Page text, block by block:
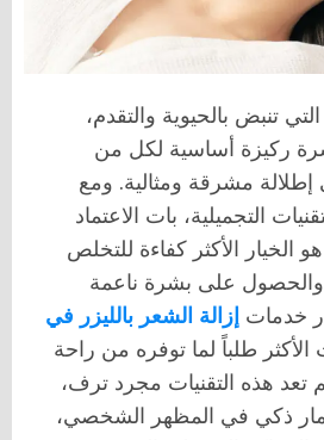
تنبض بالحيوية والتقدم،
ركيزة أساسية لكل من
مشرقة ومثالية. ومع
التجميلية، بات الاعتماد
الخيار الأكثر كفاءة للتخلص
والحصول على بشرة ناعمة
خدمات إزالة الشعر بالليزر في
الأكثر طلباً لما توفره من راحة
تعد هذه التقنيات مجرد ترف،
ذكي في المظهر الشخصي،